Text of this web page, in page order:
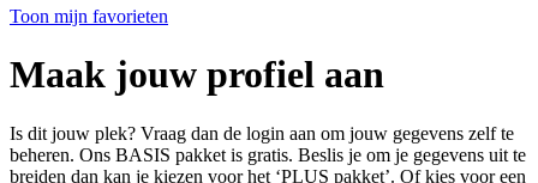
Toon mijn favorieten
Maak jouw profiel aan
Is dit jouw plek? Vraag dan de login aan om jouw gegevens zelf te
beheren. Ons BASIS pakket is gratis. Beslis je om je gegevens uit te
breiden dan kan je kiezen voor het ‘PLUS pakket’. Of kies voor een